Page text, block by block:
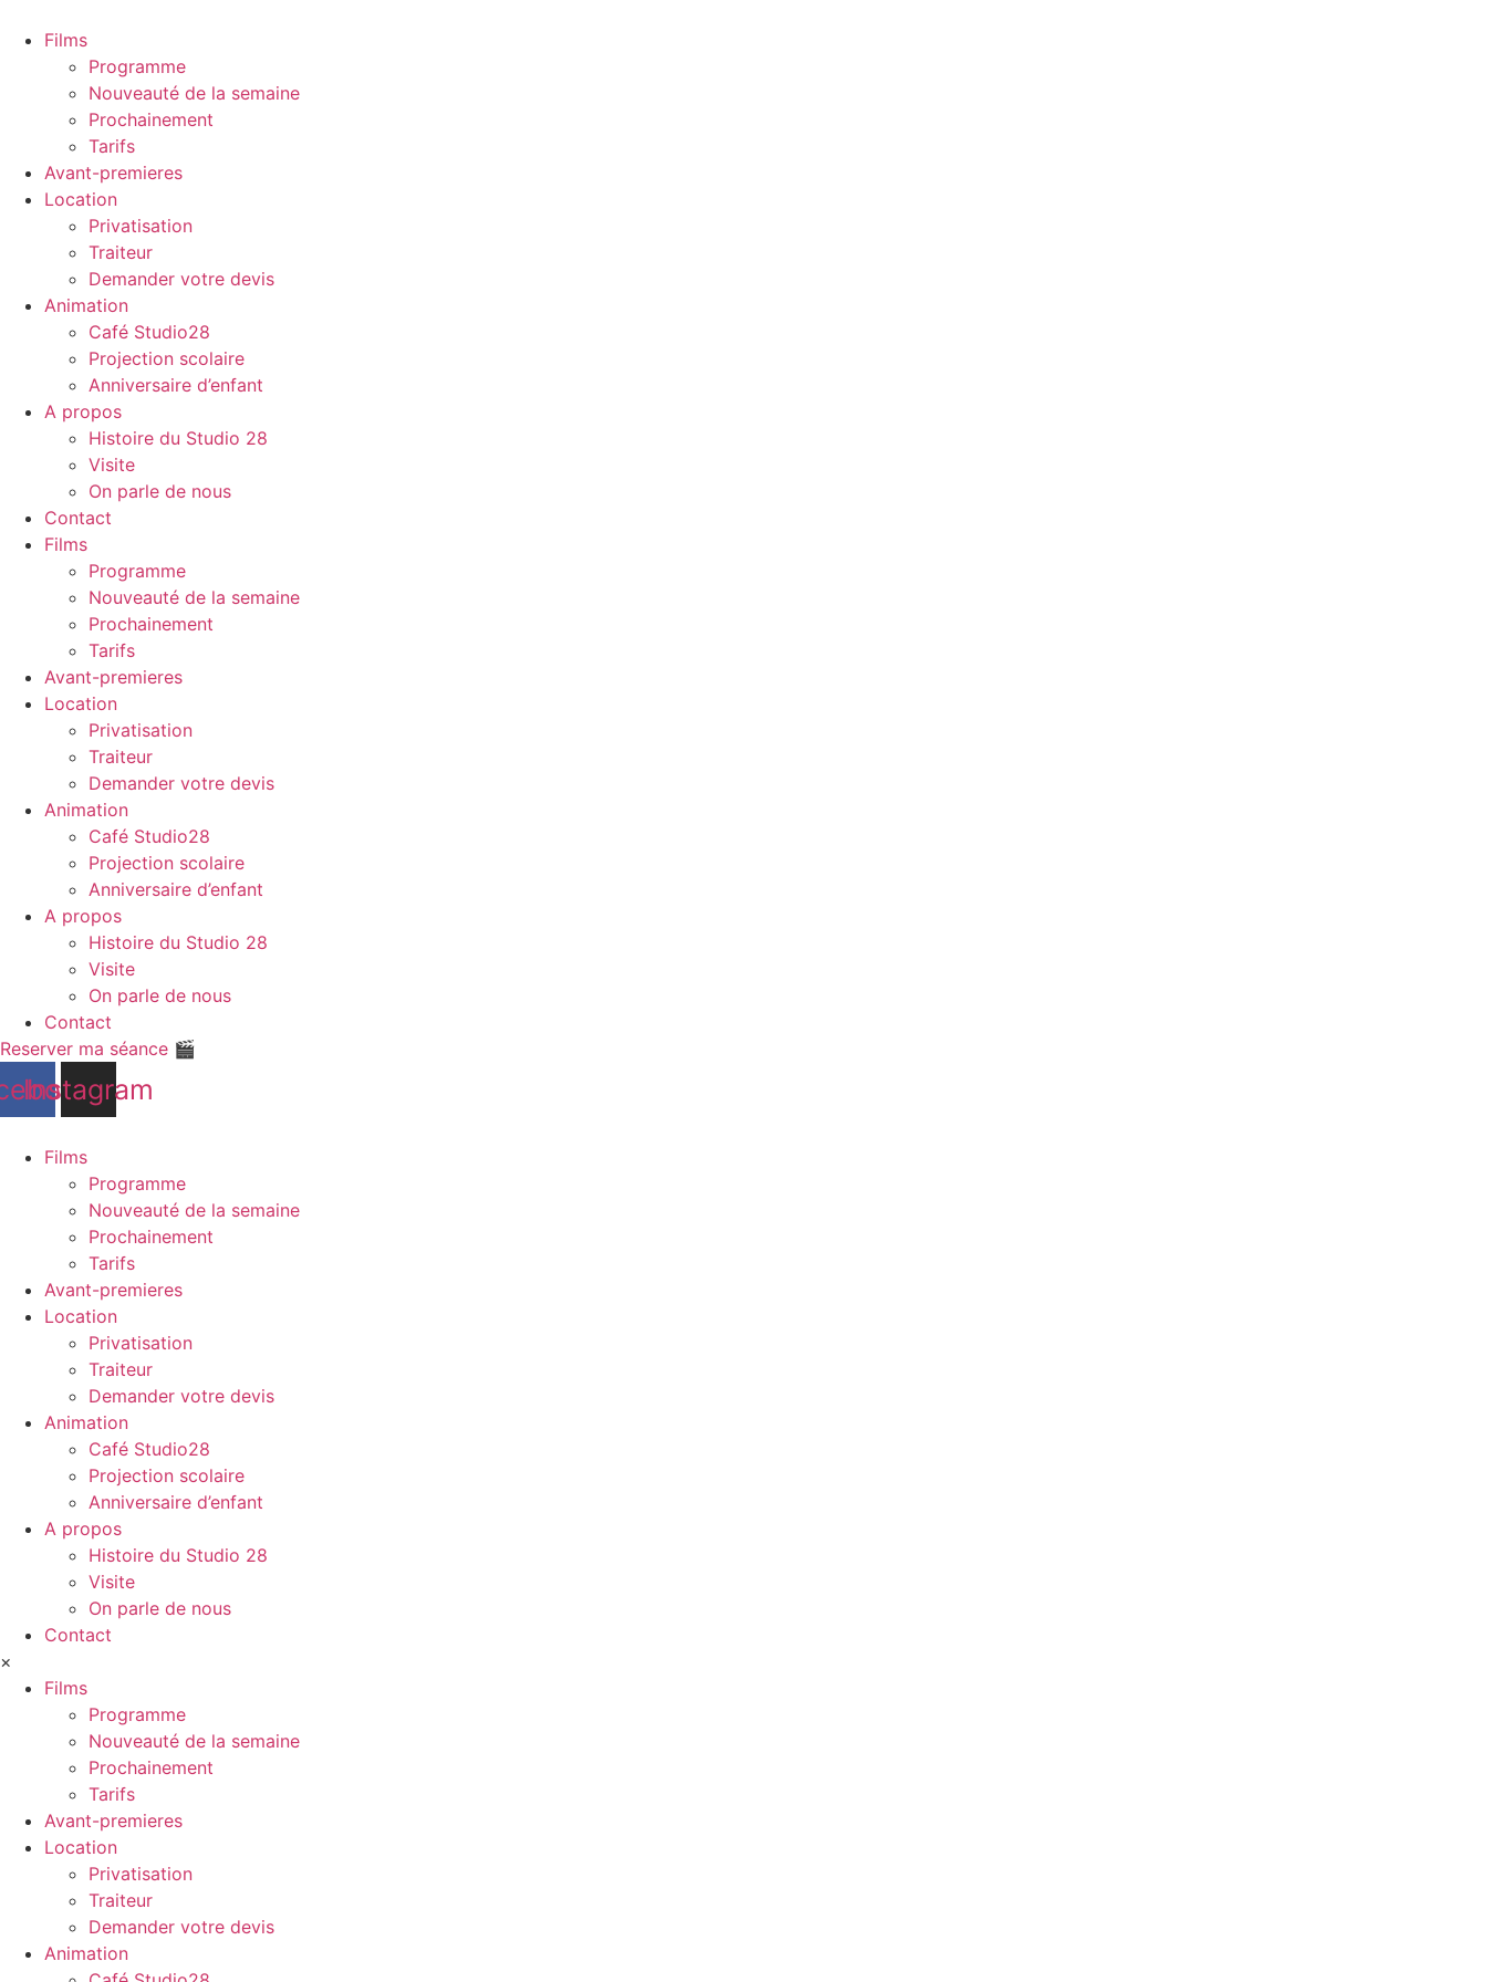
Films
Programme
Nouveauté de la semaine
Prochainement
Tarifs
Avant-premieres
Location
Privatisation
Traiteur
Demander votre devis
Animation
Café Studio28
Projection scolaire
Anniversaire d’enfant
A propos
Histoire du Studio 28
Visite
On parle de nous
Contact
Films
Programme
Nouveauté de la semaine
Prochainement
Tarifs
Avant-premieres
Location
Privatisation
Traiteur
Demander votre devis
Animation
Café Studio28
Projection scolaire
Anniversaire d’enfant
A propos
Histoire du Studio 28
Visite
On parle de nous
Contact
Reserver ma séance 🎬
Instagram
Films
Programme
Nouveauté de la semaine
Prochainement
Tarifs
Avant-premieres
Location
Privatisation
Traiteur
Demander votre devis
Animation
Café Studio28
Projection scolaire
Anniversaire d’enfant
A propos
Histoire du Studio 28
Visite
On parle de nous
Contact
×
Films
Programme
Nouveauté de la semaine
Prochainement
Tarifs
Avant-premieres
Location
Privatisation
Traiteur
Demander votre devis
Animation